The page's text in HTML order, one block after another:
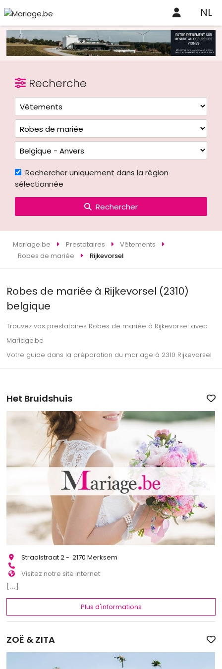
NL
Recherche
Rechercher uniquement dans la région
sélectionnée
Rechercher
Mariage.be Prestataires
Vêtements
Robes de mariée
Rijkevorsel
Robes de mariée à Rijkevorsel (2310)
belgique
Trouvez vos prestataires Robes de mariée à Rijkevorsel avec
Mariage.be
Votre guide dans la préparation du mariage à 2310 Rijkevorsel
Het Bruidshuis
Straalstraat 2 - 2170 Merksem
Visitez notre site Internet
[...]
Plus d'informations
ZOË & ZITA